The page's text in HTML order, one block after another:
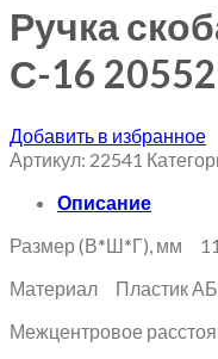
Ручка
С-16 20552
Добавить в избранное
Артикул: 22541
Описание
Размер (В*Ш*Г), мм
Материал Пластик
Межцентровое